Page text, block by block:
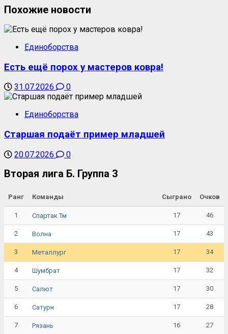
Похожие новости
Единоборства
Есть ещё порох у мастеров ковра!
31.07.2026 0
Единоборства
Старшая подаёт пример младшей
20.07.2026 0
Вторая лига Б. Группа 3
Ранг Команды Сыграно Очков
1 Спартак Тм 17 46
2 Волна 17 43
3 Металлург 17 34
4 Шумбрат 17 32
5 Салют 17 30
6 Сатурн 17 28
7 Рязань 16 27